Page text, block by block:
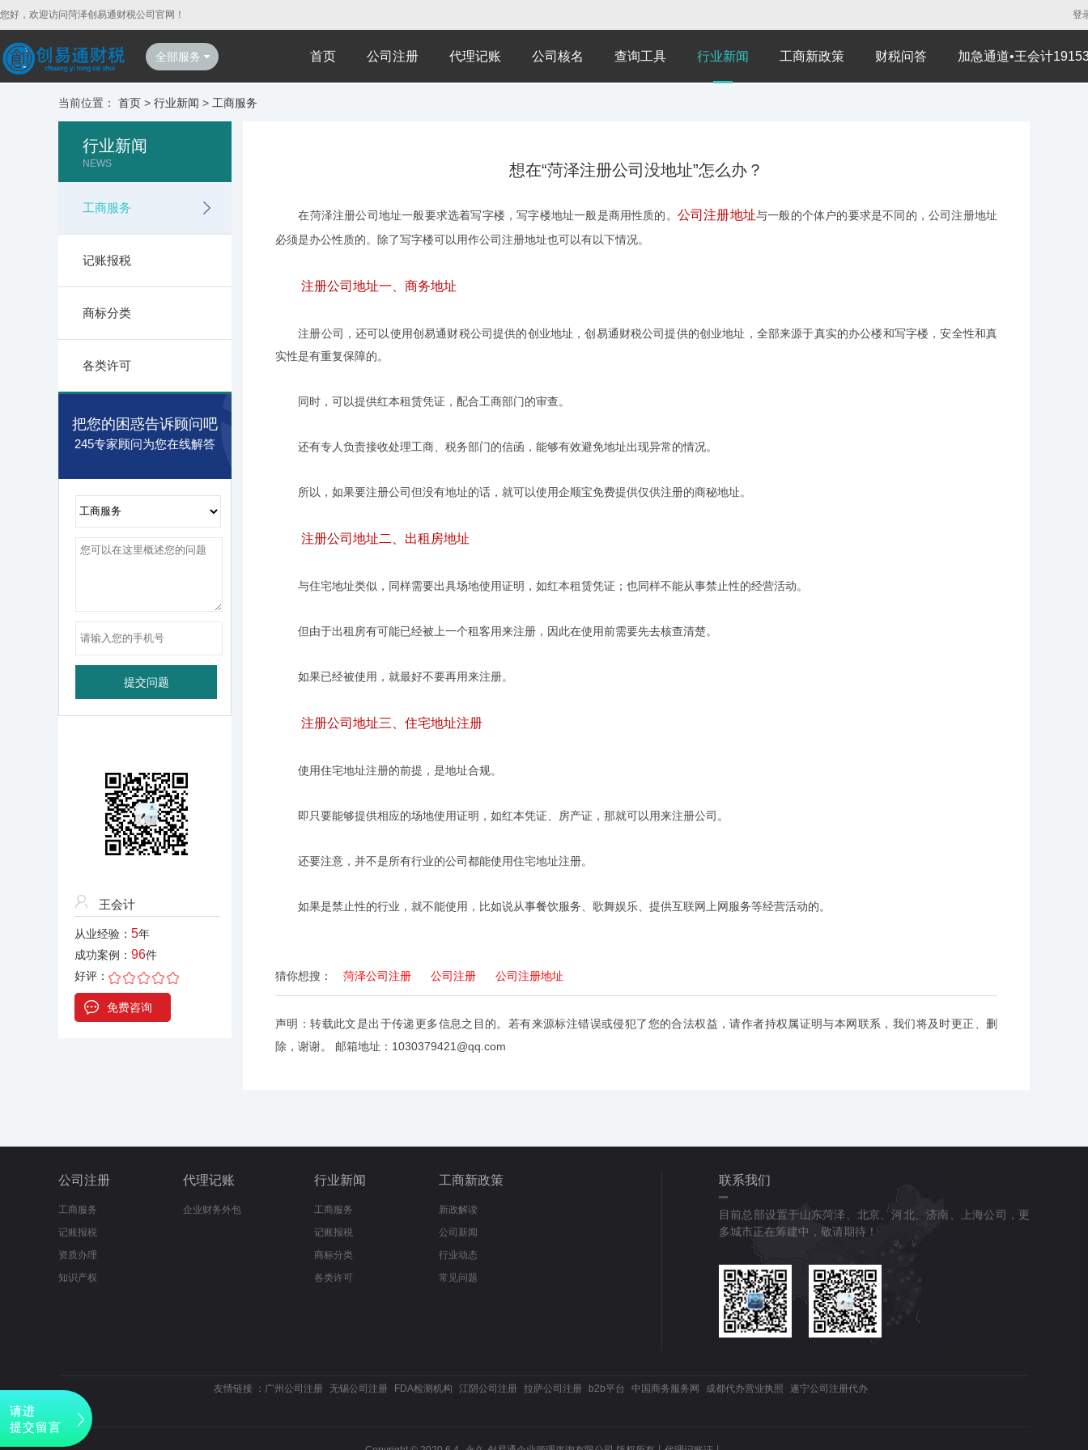
您好，欢迎访问菏泽创易通财税公司官网！ 登
全部服务 首页 公司注册 代理记账 公司核名 查询工具 行业新闻 工商新政策 财税问答 加急通道•王会计
当前位置： 首页 > 行业新闻 > 工商服务
行业新闻
NEWS
工商服务
记账报税
商标分类
各类许可
把您的困惑告诉顾问吧
245专家顾问为您在线解答
王会计
从业经验： 5年
成功案例： 96件
好评：
免费咨询
想在“菏泽注册公司没地址”怎么办？
在菏泽注册公司地址一般要求选着写字楼，写字楼地址一般是商用性质的。 公司注册地址与一般的个体户的要求是不同的，公司注册地址
必须是办公性质的。除了写字楼可以用作公司注册地址也可以有以下情况。
注册公司地址一、商务地址
注册公司，还可以使用创易通财税公司提供的创业地址，创易通财税公司提供的创业地址，全部来源于真实的办公楼和写字楼，安全性和真
实性是有重复保障的。
同时，可以提供红本租赁凭证，配合工商部门的审查。
还有专人负责接收处理工商、税务部门的信函，能够有效避免地址出现异常的情况。
所以，如果要注册公司但没有地址的话，就可以使用企顺宝免费提供仅供注册的商秘地址。
注册公司地址二、出租房地址
与住宅地址类似，同样需要出具场地使用证明，如红本租赁凭证；也同样不能从事禁止性的经营活动。
但由于出租房有可能已经被上一个租客用来注册，因此在使用前需要先去核查清楚。
如果已经被使用，就最好不要再用来注册。
注册公司地址三、住宅地址注册
使用住宅地址注册的前提，是地址合规。
即只要能够提供相应的场地使用证明，如红本凭证、房产证，那就可以用来注册公司。
还要注意，并不是所有行业的公司都能使用住宅地址注册。
如果是禁止性的行业，就不能使用，比如说从事餐饮服务、歌舞娱乐、提供互联网上网服务等经营活动的。
猜你想搜： 菏泽公司注册 公司注册 公司注册地址
声明：转载此文是出于传递更多信息之目的。若有来源标注错误或侵犯了您的合法权益，请作者持权属证明与本网联系，我们将及时更正、删
除，谢谢。 邮箱地址：1030379421@qq.com
公司注册
工商服务
记账报税
资质办理
知识产权
代理记账
企业财务外包
行业新闻
工商服务
记账报税
商标分类
各类许可
工商新政策
新政解读
公司新闻
行业动态
常见问题
联系我们
目前总部设置于山东菏泽、北京、河北、济南、上海公司，更
多城市正在筹建中，敬请期待！
友情链接 ： 广州公司注册 无锡公司注册 FDA检测机构 江阴公司注册 拉萨公司注册 b2b平台 中国商务服务网 成都代办营业执照 遂宁公司注册代办
请进
提交留言